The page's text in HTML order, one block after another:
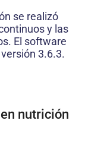
se realizó
y las
El software
3.6.3.
nutrición